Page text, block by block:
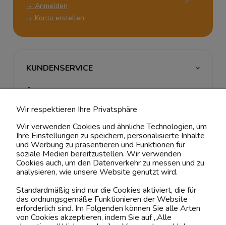
→ Anmelden
→ Konto erstellen
Kontaktiere uns!
0151 12200811
shop@yourhouse24.eu
KUNDENSERVICE
ÜBER UNS & RECHTLICHES
MEIN ACCOUNT
BELIEBTE KATEGORIEN
Wir respektieren Ihre Privatsphäre
Wir verwenden Cookies und ähnliche Technologien, um
Ihre Einstellungen zu speichern, personalisierte Inhalte
und Werbung zu präsentieren und Funktionen für
soziale Medien bereitzustellen. Wir verwenden
Cookies auch, um den Datenverkehr zu messen und zu
analysieren, wie unsere Website genutzt wird.
Standardmäßig sind nur die Cookies aktiviert, die für
das ordnungsgemäße Funktionieren der Website
erforderlich sind. Im Folgenden können Sie alle Arten
von Cookies akzeptieren, indem Sie auf „Alle